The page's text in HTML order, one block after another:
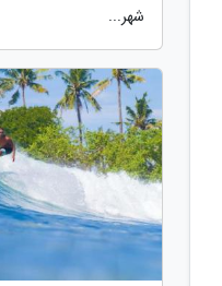
شهر...